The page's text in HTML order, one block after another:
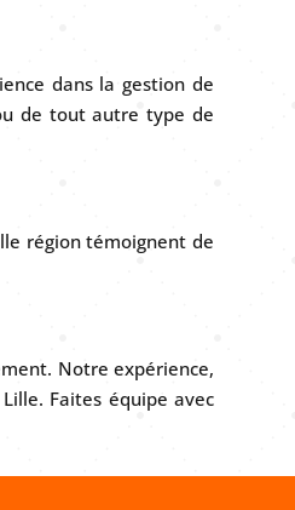
dans la gestion de
de tout autre type de
région témoignent de
Notre expérience,
Faites équipe avec